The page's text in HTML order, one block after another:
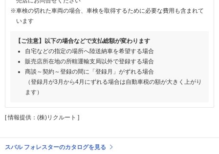
※車検の切れた車両の場合、車検を取得するために必要な費用も含まれて
います
【ご注意】以下の場合などで支払総額が変わります
自宅などの指定の場所へ陸送納車を希望する場合
販売店所在地の所轄運輸支局以外で登録する場合
商談～契約～登録の間に「登録月」がずれる場合
（登録月が3月から4月にずれる場合は自動車税の額が大きく上がり
ます）
[ 情報提供：(株)リクルート ]
スバル フォレスターのカタログを見る